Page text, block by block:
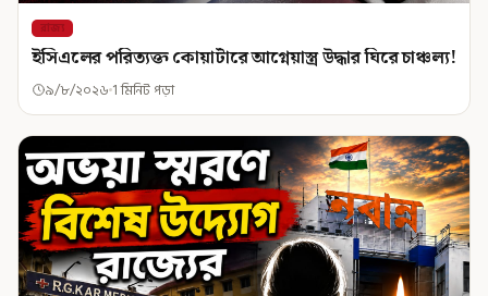
রাজ্য
ইসিএলের পরিত্যক্ত কোয়ার্টারে আগ্নেয়াস্ত্র উদ্ধার ঘিরে চাঞ্চল্য!
৯/৮/২০২৬ 1 মিনিট পড়া